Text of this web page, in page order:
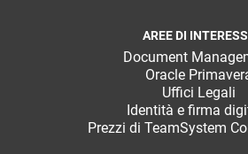
AREE DI
Document
Oracle
Uffici Legali
Identità e firma
Prezzi di TeamSystem